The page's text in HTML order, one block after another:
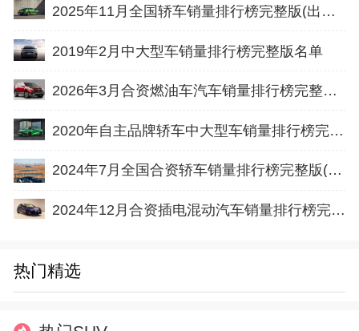
2025年11月全国轿车销量排行榜完整版(出口量
2019年2月中大型车销量排行榜完整版名单
2026年3月合资燃油车汽车销量排行榜完整版名单(出口量
2020年自主品牌轿车中大型车销量排行榜完整版名单
2024年7月全国合资轿车销量排行榜完整版(批发量
2024年12月合资插电混动汽车销量排行榜完整版名单(零售量
热门精选